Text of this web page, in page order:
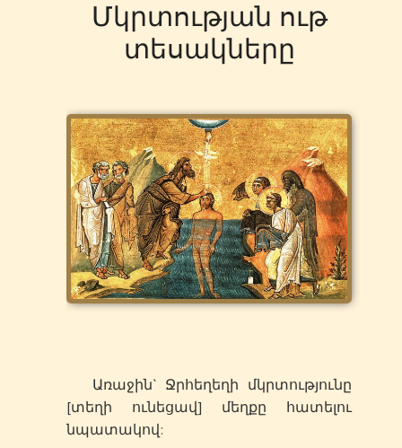
Մկրտության ութ
տեսակները
Առաջին` Ջրհեղեղի մկրտությունը
[տեղի ունեցավ] մեղքը հատելու
նպատակով: